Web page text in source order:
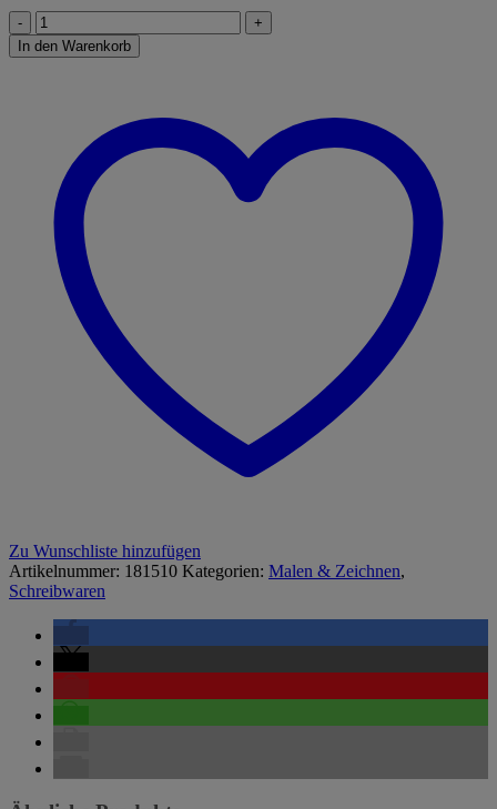
Wasserbecher
Menge
In den Warenkorb
Zu Wunschliste hinzufügen
Artikelnummer: 181510 Kategorien: Malen & Zeichnen,
Schreibwaren